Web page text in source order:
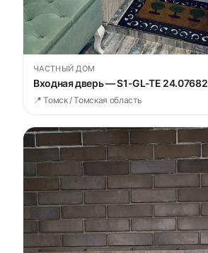
ЧАСТНЫЙ ДОМ
Входная дверь — S1-GL-TE 24.07682
📍 Томск / Томская область